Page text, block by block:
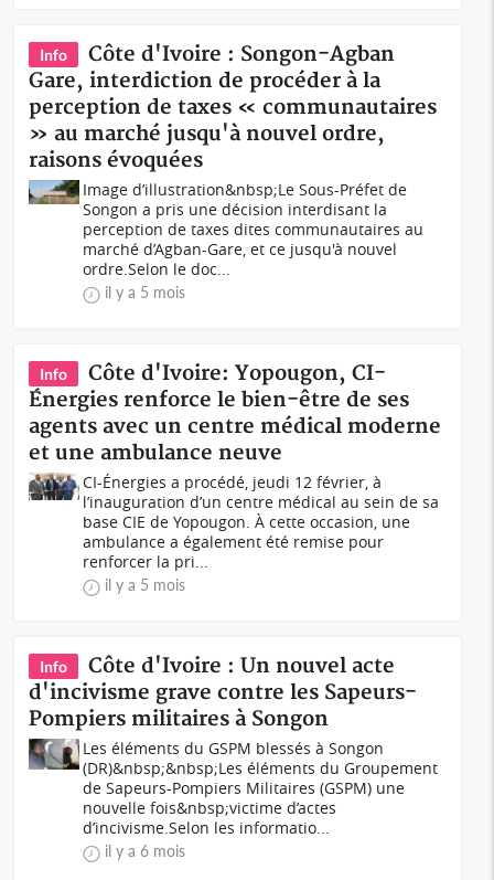
Info
Côte d'Ivoire : Songon-Agban
Gare, interdiction de procéder à la
perception de taxes « communautaires
» au marché jusqu'à nouvel ordre,
raisons évoquées
Image d’illustration&nbsp;Le Sous-Préfet de
Songon a pris une décision interdisant la
perception de taxes dites communautaires au
marché d’Agban-Gare, et ce jusqu'à nouvel
ordre.Selon le doc...
il y a 5 mois
Info
Côte d'Ivoire: Yopougon, CI-
Énergies renforce le bien-être de ses
agents avec un centre médical moderne
et une ambulance neuve
CI-Énergies a procédé, jeudi 12 février, à
l’inauguration d’un centre médical au sein de sa
base CIE de Yopougon. À cette occasion, une
ambulance a également été remise pour
renforcer la pri...
il y a 5 mois
Info
Côte d'Ivoire : Un nouvel acte
d'incivisme grave contre les Sapeurs-
Pompiers militaires à Songon
Les éléments du GSPM blessés à Songon
(DR)&nbsp;&nbsp;Les éléments du Groupement
de Sapeurs-Pompiers Militaires (GSPM) une
nouvelle fois&nbsp;victime d’actes
d’incivisme.Selon les informatio...
il y a 6 mois